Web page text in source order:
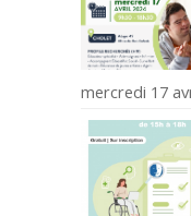
mercredi 17